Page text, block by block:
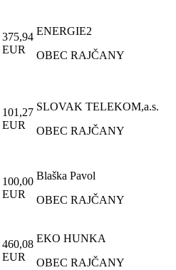
375,94
EUR
ENERGIE2
OBEC RAJČANY
101,27
EUR
SLOVAK TELEKOM,a.s.
OBEC RAJČANY
100,00
EUR
Blaška Pavol
OBEC RAJČANY
460,08
EUR
EKO HUNKA
OBEC RAJČANY